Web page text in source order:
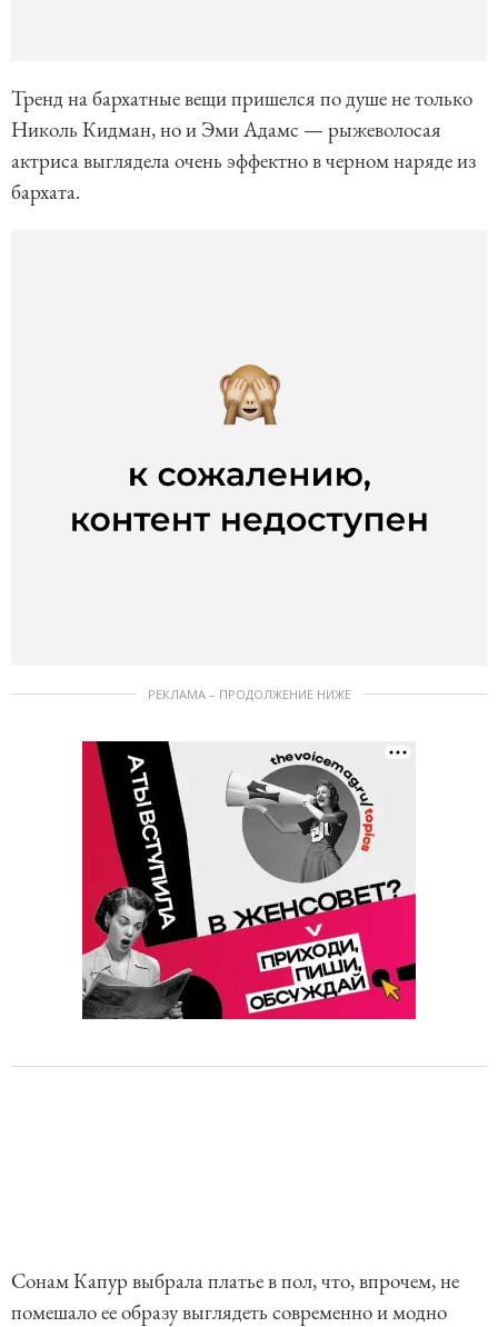
Тренд на бархатные вещи пришелся по душе не только
Николь Кидман, но и Эми Адамс — рыжеволосая
актриса выглядела очень эффектно в черном наряде из
бархата.
РЕКЛАМА – ПРОДОЛЖЕНИЕ НИЖЕ
Сонам Капур выбрала платье в пол, что, впрочем, не
помешало ее образу выглядеть современно и модно